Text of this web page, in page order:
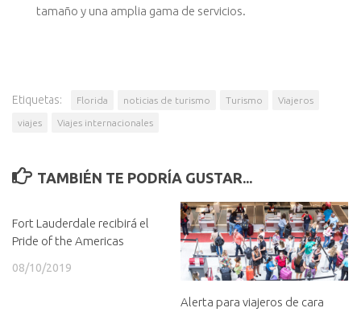
tamaño y una amplia gama de servicios.
Etiquetas: Florida noticias de turismo Turismo Viajeros
viajes Viajes internacionales
TAMBIÉN TE PODRÍA GUSTAR...
Fort Lauderdale recibirá el
Pride of the Americas
08/10/2019
Alerta para viajeros de cara